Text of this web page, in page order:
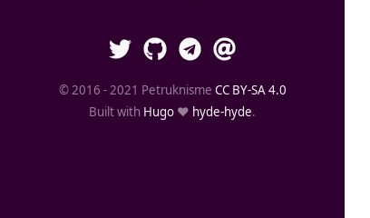
© 2016 - 2021 Petruknisme CC BY-SA 4.0
Built with Hugo ❤️ hyde-hyde.